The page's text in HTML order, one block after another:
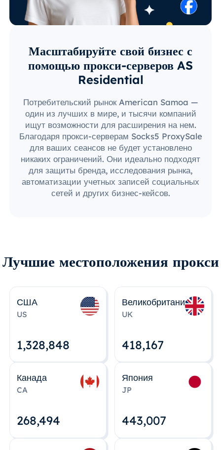
Масштабируйте свой бизнес с
помощью прокси-серверов AS
Residential
Потребительский рынок American Samoa —
один из лучших в мире, и тысячи компаний
ищут возможности для расширения на нем.
Благодаря прокси-серверам Socks5 ProxySale
для ваших сеансов не будет установлено
никаких ограничений. Они идеально подходят
для защиты бренда, исследования рынка,
автоматизации учетных записей социальных
сетей и других бизнес-кейсов.
Лучшие местоположения прокси
США
US
1,328,848
Великобритания
UK
418,167
Канада
CA
268,495
Япония
JP
443,008